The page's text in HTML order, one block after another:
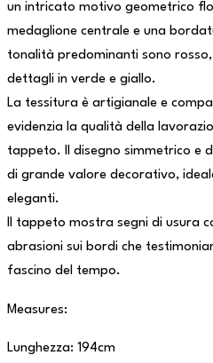
un intricato motivo geometrico
medaglione centrale e una
tonalità predominanti sono
dettagli in verde e giallo.
La tessitura è artigianale e
evidenzia la qualità della
tappeto. Il disegno simmetrico e
di grande valore decorativo,
eleganti.
Il tappeto mostra segni di usura
abrasioni sui bordi che
fascino del tempo.
Measures:
Lunghezza: 194cm